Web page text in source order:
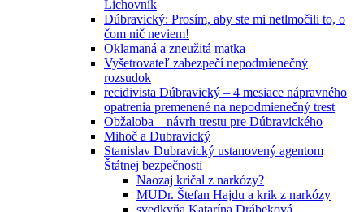
Lichovník
Dúbravický: Prosím, aby ste mi netlmočili to, o
čom nič neviem!
Oklamaná a zneužitá matka
Vyšetrovateľ zabezpečí nepodmienečný
rozsudok
recidivista Dúbravický – 4 mesiace nápravného
opatrenia premenené na nepodmienečný trest
Obžaloba – návrh trestu pre Dúbravického
Mihoč a Dubravický
Stanislav Dubravický ustanovený agentom
Štátnej bezpečnosti
Naozaj kričal z narkózy?
MUDr. Štefan Hajdu a krik z narkózy
svedkyňa Katarína Drábeková